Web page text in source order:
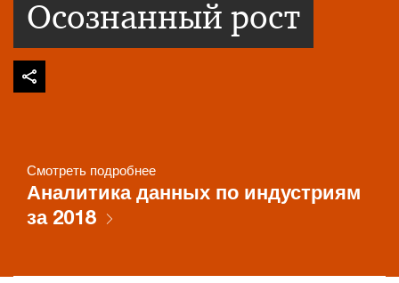
Осознанный рост
Смотреть подробнее
Аналитика данных по индустриям
за 2018